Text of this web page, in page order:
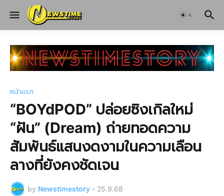
หน้าแรก
“BOYdPOD” ปล่อยซิงเกิลใหม่
“ฝัน” (Dream) ถ่ายทอดความ
สัมพันธ์แสนงดงามในความเลือน
ลางที่ยังคงชัดเจน
by Newstimestory - 25.9.68